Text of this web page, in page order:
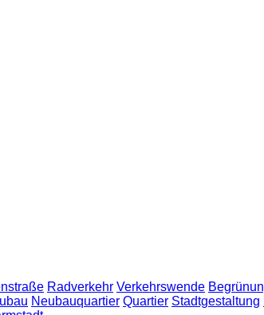
Radverkehr Verkehrswende
Neubauquartier Quartier Stadtgestaltung